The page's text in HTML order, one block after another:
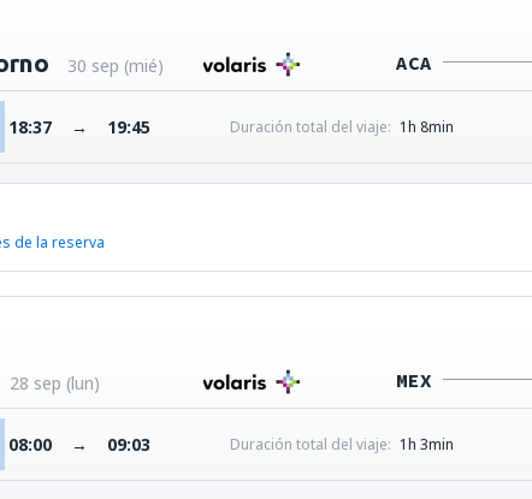
30 sep (mié) ACA
18:37 → 19:45 Duración total del viaje: 1h 8min
de la reserva
28 sep (lun) MEX
08:00 → 09:03 Duración total del viaje: 1h 3min